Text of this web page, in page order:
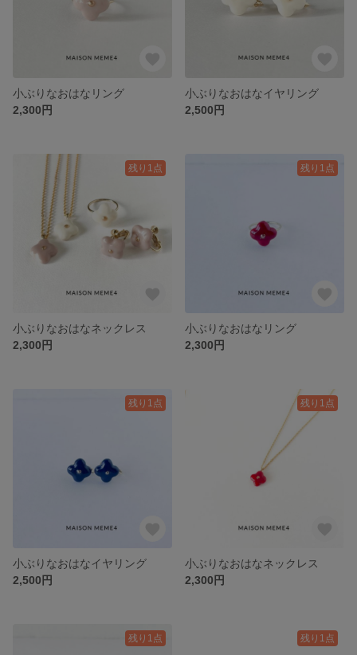
小ぶりなおはなリング
2,300円
小ぶりなおはなイヤリング
2,500円
残り1点
小ぶりなおはなネックレス
2,300円
残り1点
小ぶりなおはなリング
2,300円
残り1点
小ぶりなおはなイヤリング
2,500円
残り1点
小ぶりなおはなネックレス
2,300円
残り1点 残り1点